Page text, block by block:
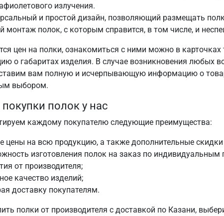
излучения.
и простой дизайн, позволяющий размещать
монтаж полок, с которым справится, в том числе, и
цен на полки, ознакомиться с ними можно в
о габаритах изделия. В случае возникновения любых
вам полную и исчерпывающую информацию о
выбором.
полок у нас
каждому покупателю следующие преимущества:
цены на всю продукцию, а также дополнительные
изготовления полок на заказ по индивидуальным
от производителя;
качество изделий;
доставку покупателям.
полки от производителя с доставкой по Казани,